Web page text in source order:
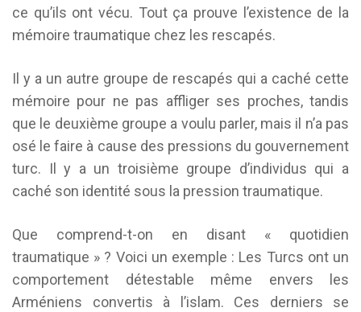
ce qu’ils ont vécu. Tout ça prouve l’existence de la
mémoire traumatique chez les rescapés.
Il y a un autre groupe de rescapés qui a caché cette
mémoire pour ne pas affliger ses proches, tandis
que le deuxième groupe a voulu parler, mais il n’a pas
osé le faire à cause des pressions du gouvernement
turc. Il y a un troisième groupe d’individus qui a
caché son identité sous la pression traumatique.
Que comprend-t-on en disant « quotidien
traumatique » ? Voici un exemple : Les Turcs ont un
comportement détestable même envers les
Arméniens convertis à l’islam. Ces derniers se